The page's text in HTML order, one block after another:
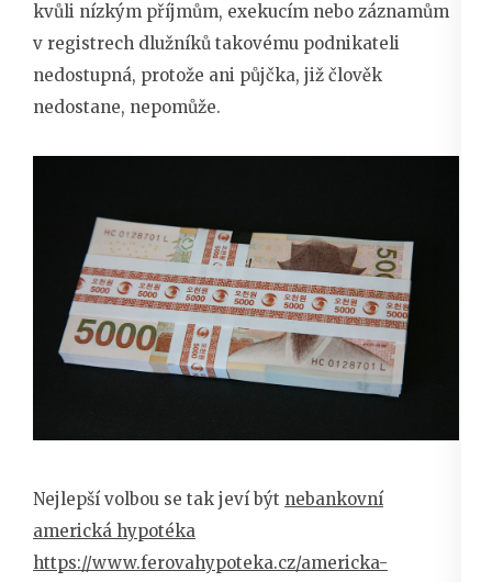
kvůli nízkým příjmům, exekucím nebo záznamům
v registrech dlužníků takovému podnikateli
nedostupná, protože ani půjčka, již člověk
nedostane, nepomůže.
Nejlepší volbou se tak jeví být nebankovní
americká hypotéka
https://www.ferovahypoteka.cz/americka-